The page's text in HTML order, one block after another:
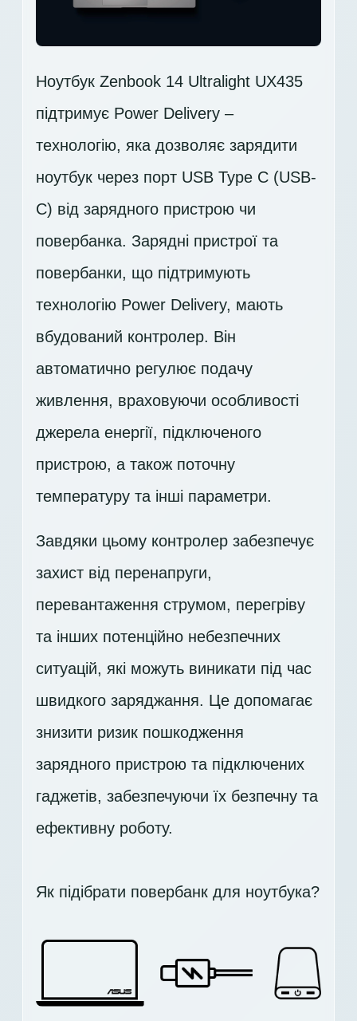
Ноутбук Zenbook 14 Ultralight UX435
підтримує Power Delivery –
технологію, яка дозволяє зарядити
ноутбук через порт USB Type C (USB-
C) від зарядного пристрою чи
повербанка. Зарядні пристрої та
повербанки, що підтримують
технологію Power Delivery, мають
вбудований контролер. Він
автоматично регулює подачу
живлення, враховуючи особливості
джерела енергії, підключеного
пристрою, а також поточну
температуру та інші параметри.
Завдяки цьому контролер забезпечує
захист від перенапруги,
перевантаження струмом, перегріву
та інших потенційно небезпечних
ситуацій, які можуть виникати під час
швидкого заряджання. Це допомагає
знизити ризик пошкодження
зарядного пристрою та підключених
гаджетів, забезпечуючи їх безпечну та
ефективну роботу.
Як підібрати повербанк для ноутбука?